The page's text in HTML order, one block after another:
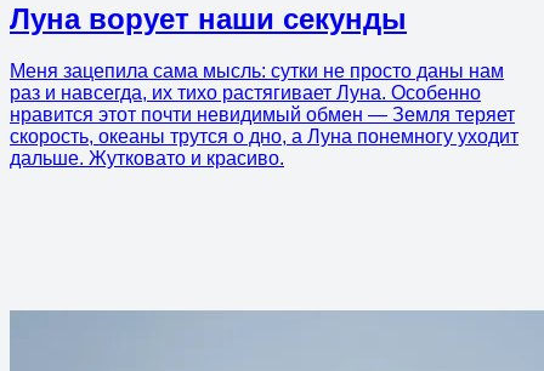
Луна ворует наши секунды
Меня зацепила сама мысль: сутки не просто даны нам
раз и навсегда, их тихо растягивает Луна. Особенно
нравится этот почти невидимый обмен — Земля теряет
скорость, океаны трутся о дно, а Луна понемногу уходит
дальше. Жутковато и красиво.